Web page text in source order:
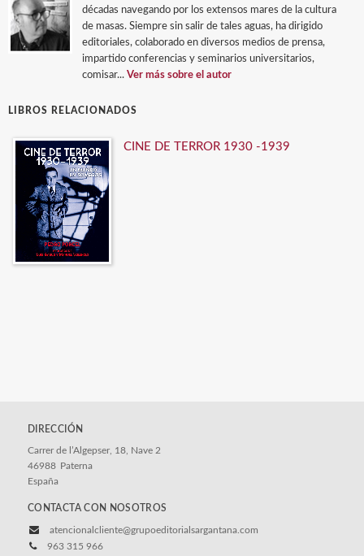
décadas navegando por los extensos mares de la cultura
de masas. Siempre sin salir de tales aguas, ha dirigido
editoriales, colaborado en diversos medios de prensa,
impartido conferencias y seminarios universitarios,
comisar... Ver más sobre el autor
LIBROS RELACIONADOS
CINE DE TERROR 1930 -1939
DIRECCIÓN
Carrer de l’Algepser, 18, Nave 2
46988 Paterna
España
CONTACTA CON NOSOTROS
atencionalcliente@grupoeditorialsargantana.com
963 315 966